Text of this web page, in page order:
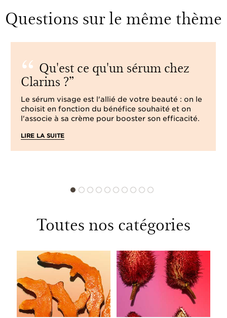
Questions sur le même thème
Qu'est ce qu'un sérum chez
Clarins ?
Le sérum visage est l'allié de votre beauté : on le
choisit en fonction du bénéfice souhaité et on
l'associe à sa crème pour booster son efficacité.
LIRE LA SUITE
Toutes nos catégories